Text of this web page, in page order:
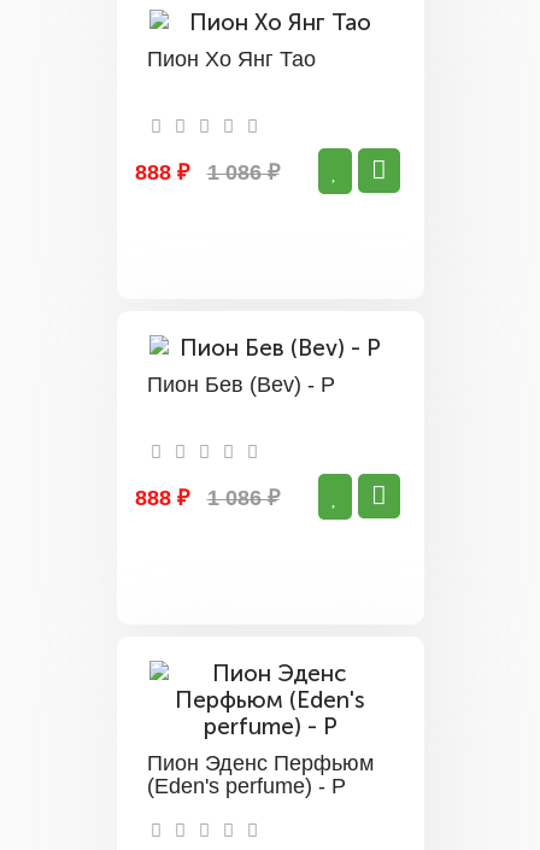
Пион Xо Янг Тао
888 ₽ 1 086 ₽
Пион Бев (Bev) - Р
888 ₽ 1 086 ₽
Пион Эденс Перфьюм
(Eden's perfume) - Р